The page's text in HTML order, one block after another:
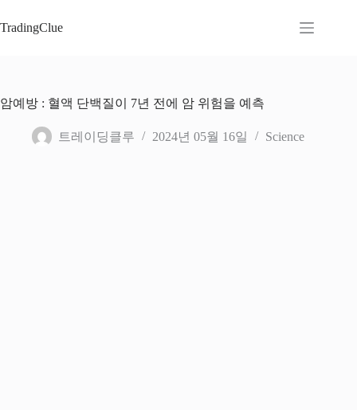
문
뛰
TradingClue
암예방 : 혈액 단백질이 7년 전에 암 위험을 예측
트레이딩클루 2024년 05월 16일 Science